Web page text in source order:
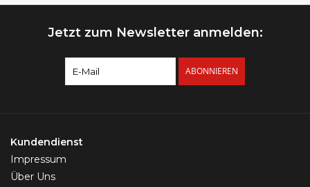
Jetzt zum Newsletter anmelden:
ABONNIEREN
Kundendienst
Impressum
Über Uns